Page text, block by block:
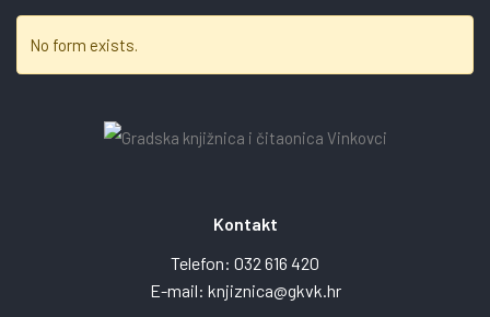
No form exists.
Kontakt
Telefon: 032 616 420
E-mail: knjiznica@gkvk.hr